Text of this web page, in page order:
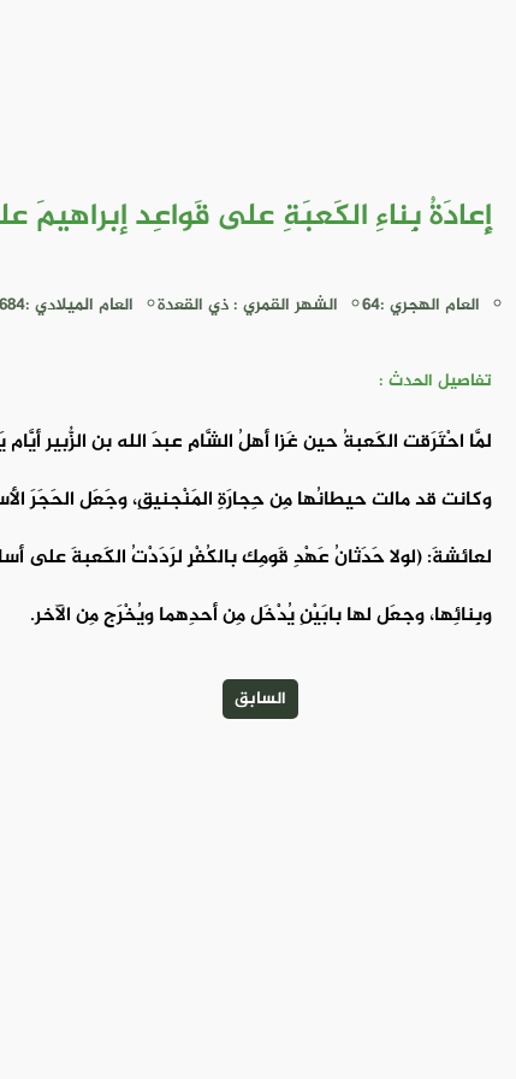
إِعادَةُ بِناءِ الكَعبَةِ على قَواعِد إبراهيمَ
العام الهجري :64 الشهر القمري : ذي القعدة العام الميلادي :684
تفاصيل الحدث :
لمَّا احْتَرَقت الكَعبةُ حين غَزا أهلُ الشَّامِ عبدَ الله بن الزُّبير
وكانت قد مالت حيطانُها مِن حِجارَةِ المَنْجنيقِ، وجَعَل الحَجَرَ
لعائشةَ: (لولا حَدَثانُ عَهْدِ قَومِك بالكُفْرِ لرَدَدْتُ الكَعبةَ على
وبِنائِها، وجعَل لها بابَيْنِ يُدْخَل مِن أحدِهما ويُخْرَج مِن الآخر.
السابق